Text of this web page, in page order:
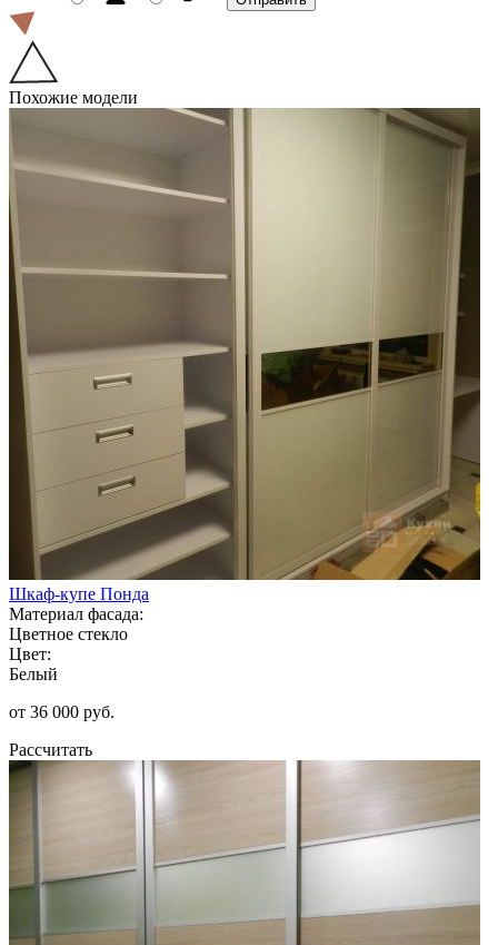
Похожие модели
Шкаф-купе Понда
Материал фасада:
Цветное стекло
Цвет:
Белый
от 36 000 руб.
Рассчитать